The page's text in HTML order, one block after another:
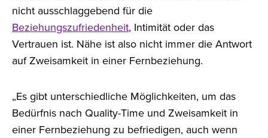
nicht ausschlaggebend für die
Beziehungszufriedenheit, Intimität oder das
Vertrauen ist. Nähe ist also nicht immer die Antwort
auf Zweisamkeit in einer Fernbeziehung.
„Es gibt unterschiedliche Möglichkeiten, um das
Bedürfnis nach Quality-Time und Zweisamkeit in
einer Fernbeziehung zu befriedigen, auch wenn